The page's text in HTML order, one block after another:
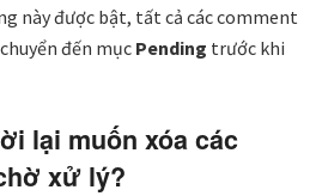
này được bật, tất cả các comment
đến mục Pending trước khi
lại muốn xóa các
xử lý?